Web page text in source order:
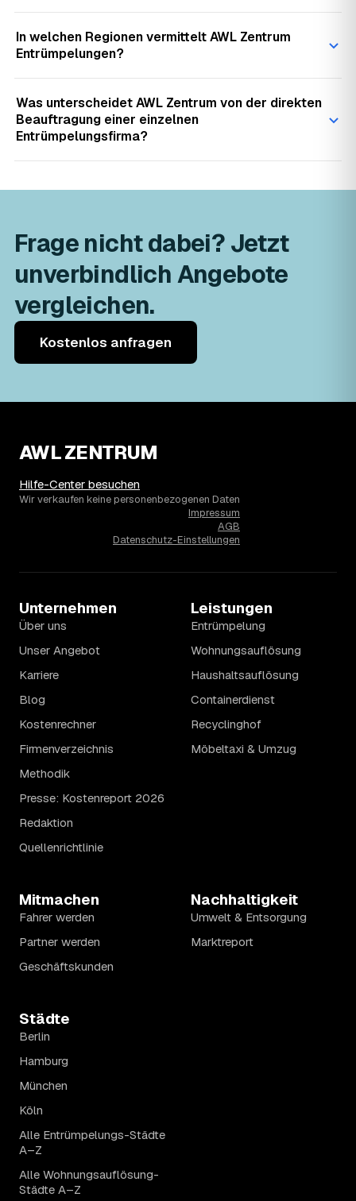
In welchen Regionen vermittelt AWL Zentrum
Entrümpelungen?
Was unterscheidet AWL Zentrum von der direkten
Beauftragung einer einzelnen
Entrümpelungsfirma?
Frage nicht dabei? Jetzt
unverbindlich Angebote
vergleichen.
Kostenlos anfragen
AWL ZENTRUM
Hilfe-Center besuchen
Wir verkaufen keine personenbezogenen Daten
Impressum
AGB
Datenschutz-Einstellungen
Unternehmen
Über uns
Unser Angebot
Karriere
Blog
Kostenrechner
Firmenverzeichnis
Methodik
Presse: Kostenreport 2026
Redaktion
Quellenrichtlinie
Leistungen
Entrümpelung
Wohnungsauflösung
Haushaltsauflösung
Containerdienst
Recyclinghof
Möbeltaxi & Umzug
Mitmachen
Fahrer werden
Partner werden
Geschäftskunden
Nachhaltigkeit
Umwelt & Entsorgung
Marktreport
Städte
Berlin
Hamburg
München
Köln
Alle Entrümpelungs-Städte
A–Z
Alle Wohnungsauflösung-
Städte A–Z